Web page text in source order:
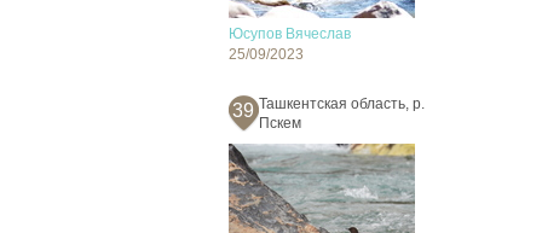
Юсупов Вячеслав
25/09/2023
39 Ташкентская область, р.
Пскем